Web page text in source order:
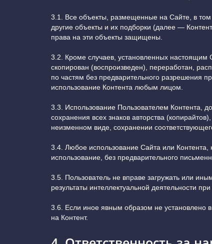
3.1. Все объекты, размещенные на Сайте, в том
другие объекты и их подборки (далее —
права на эти объекты защищены.
3.2. Кроме случаев, установленных настоящим
скопирован (воспроизведен), переработан,
по частям без предварительного разрешения
использование Контента любым лицом.
3.3. Использование Пользователем Контента,
сохранения всех знаков авторства
неизменном виде, сохранении
3.4. Любое использование Сайта или
использование, без предварительного
3.5. Пользователь не вправе загружать или
результаты интеллектуальной деятельности
3.6. Если иное явным образом не установлено
на Контент.